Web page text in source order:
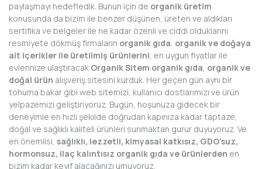
paylaşmayı hedefledik. Bunun için de organik üretim
konusunda da bizim ile benzer düşünen, üreten ve aldıkları
sertifika ve belgeler ile ne kadar özenli ve ciddi olduklarını
resmiyete dökmüş firmaların organik gıda, organik ve doğaya
ait içerikler ile üretilmiş ürünlerini, en uygun fiyatlar ile
evlerinize ulaştıracak Organik Sitem organik gıda, organik ve
doğal ürün alışveriş sitesini kurduk. Her geçen gün aynı bir
tohuma bakar gibi web sitemizi, kullanıcı dostlarımızı ve ürün
yelpazemizi geliştiriyoruz. Bugün, hoşunuza gidecek bir
deneyimle en hızlı şekilde doğrudan kapınıza kadar taptaze,
doğal ve sağlıklı kaliteli ürünleri sunmaktan gurur duyuyoruz. Ve
en önemlisi, sağlıklı, lezzetli, kimyasal katkısız, GDO’suz,
hormonsuz, ilaç kalıntısız organik gıda ve ürünlerden en
bizim kadar keyif alacağınızı umuyoruz.